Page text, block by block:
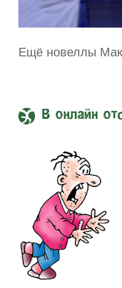
Ещё новеллы
В онлайн